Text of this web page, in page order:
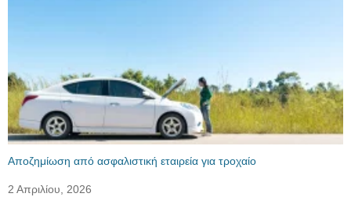
Αποζημίωση από ασφαλιστική εταιρεία για τροχαίο
2 Απριλίου, 2026